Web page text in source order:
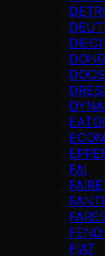
DIECI
FAI
FIAT